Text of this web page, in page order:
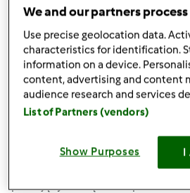
pon., 12/14/2015 - 19:42
Agnieszko kompletne naczynie
.Nigdy nie używaj naczynia bez
podstawę.Przy podgrzewaniu masz
temperaturę i obroty.Więc noże
gdzie będzie potrzebna pomoc
mieszany prz pomocy kopystki co
pracującym urządzeniu przez
We and our partners
Use precise geolocation data.
characteristics for identification.
information on a device.
content, advertising and content
audience research and services
List of Partners (vendors)
Show Purposes I